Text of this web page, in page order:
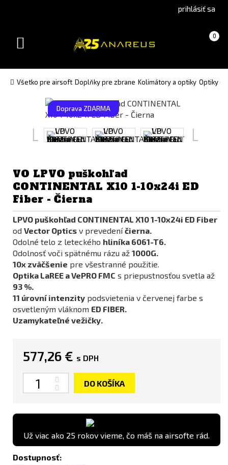
(Czech)version
prihlásiť sa
Košík 0
(prázdny)
Toggle
Všetko pre airsoft Doplňky pre zbrane Kolimátory a optiky Optiky
Doprava ZDARMA
VO LPVO puškohľad
CONTINENTAL X10 1-10x24i ED
Fiber - Čierna
LPVO puškohľad CONTINENTAL X10 1-10x24i ED Fiber
od Vector Optics v prevedeníčierna.
Odolné telo z leteckého hliníka 6061-T6.
Odolnosť voči spätnému rázu až 1000G.
10x zväčšenie pre všestranné použitie.
Optika LaREE a VePRO FMC s priepustnosťou svetla až
93 %.
11 úrovní intenzity podsvietenia v červenej farbe s
osvetleným vláknom ED FIBER.
Uzamykateľné vežičky.
577,26 € s DPH
Množstvo
DO KOŠÍKA
Už viac ako 25 rokov vieme, čo máš na airsofte rád.
Dostupnosť: